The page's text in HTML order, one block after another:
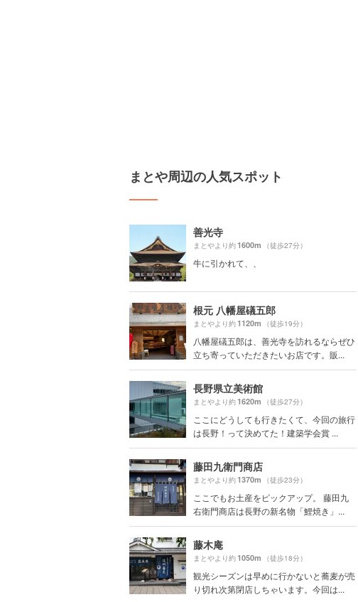
まとや周辺の人気スポット
善光寺
まとやより約1600m （徒歩27分）
牛に引かれて、、
根元 八幡屋礒五郎
まとやより約1120m （徒歩19分）
八幡屋礒五郎は、善光寺を訪れるならぜひ
立ち寄っていただきたいお店です。販...
長野県立美術館
まとやより約1620m （徒歩27分）
ここにどうしても行きたくて、今回の旅行
は長野！って決めてた！建築学会賞 ...
藤田九衛門商店
まとやより約1370m （徒歩23分）
ここでもお土産をピックアップ。 藤田九
右衛門商店は長野の新名物「鯉焼き」...
藤木庵
まとやより約1050m （徒歩18分）
観光シーズンは早めに行かないと蕎麦が売
り切れ次第閉店しちゃいます。今回は...